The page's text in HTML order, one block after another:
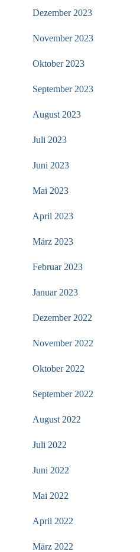
Dezember 2023
November 2023
Oktober 2023
September 2023
August 2023
Juli 2023
Juni 2023
Mai 2023
April 2023
März 2023
Februar 2023
Januar 2023
Dezember 2022
November 2022
Oktober 2022
September 2022
August 2022
Juli 2022
Juni 2022
Mai 2022
April 2022
März 2022